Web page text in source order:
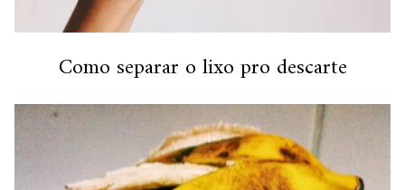
Como separar o lixo pro descarte